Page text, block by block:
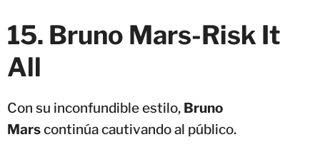
15. Bruno Mars-Risk It
All
Con su inconfundible estilo, Bruno
Marscontinúa cautivando al público.